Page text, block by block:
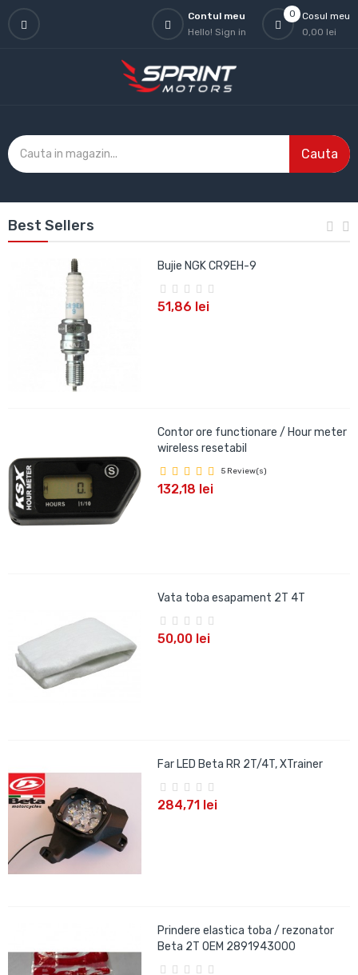
0
Cosul meu
0,00 lei
Contul meu
Hello! Sign in
Cauta
Best Sellers
Bujie NGK CR9EH-9
51,86 lei
Contor ore functionare / Hour meter
wireless resetabil
5 Review(s)
132,18 lei
Vata toba esapament 2T 4T
50,00 lei
Far LED Beta RR 2T/4T, XTrainer
284,71 lei
Prindere elastica toba / rezonator
Beta 2T OEM 2891943000